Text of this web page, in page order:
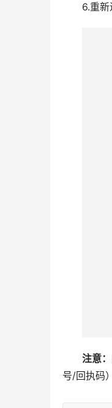
6.重
注意：
号/回执码